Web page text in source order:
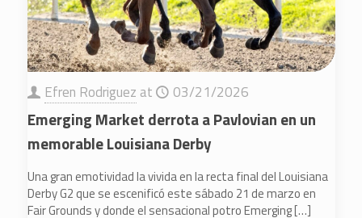
Efren Rodriguez at 03/21/2026
Emerging Market derrota a Pavlovian en un
memorable Louisiana Derby
Una gran emotividad la vivida en la recta final del Louisiana
Derby G2 que se escenificó este sábado 21 de marzo en
Fair Grounds y donde el sensacional potro Emerging[…]